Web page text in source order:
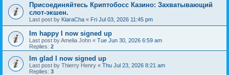
Присоединяйтесь Криптобосс Казино: Захватывающий
слот-экшен.
Last post by KiaraCha « Fri Jul 03, 2026 11:45 pm
Im happy I now signed up
Last post byAmelia John « Tue Jun 30, 2026 6:59 am
Replies: 2
Im glad I now signed up
Last post by Thierry Henry « Thu Jul 23, 2026 8:21 am
Replies: 3